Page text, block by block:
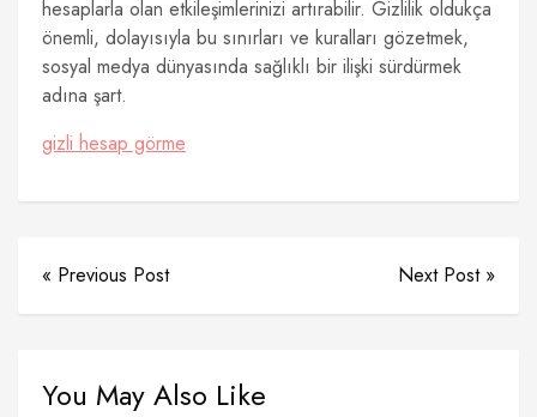
hesaplarla olan etkileşimlerinizi artırabilir. Gizlilik oldukça
önemli, dolayısıyla bu sınırları ve kuralları gözetmek,
sosyal medya dünyasında sağlıklı bir ilişki sürdürmek
adına şart.
gizli hesap görme
« Previous Post Next Post »
You May Also Like